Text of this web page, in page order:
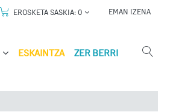
EROSKETA SASKIA:0 EMAN IZENA
ESKAINTZA ZER BERRI